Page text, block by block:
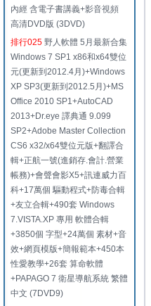
內經 含電子書講義+影音視頻
高清DVD版 (3DVD)
排行025 野人軟體 5月最新合集
Windows 7 SP1 x86和x64雙位
元(更新到2012.4月)+Windows
XP SP3(更新到2012.5月)+MS
Office 2010 SP1+AutoCAD
2013+Dr.eye 譯典通 9.099
SP2+Adobe Master Collection
CS6 x32/x64雙位元版+翻譯合
輯+正航一號(進銷存.會計.營業
帳務)+會聲會影X5+訊連威力百
科+17萬個 驅動程式+防毒合輯
+友立合輯+490套 Windows
7.VISTA.XP 專用 軟體合輯
+3850個 字型+24萬個 素材+音
效+網頁模版+簡報範本+450本
性愛教學+26套 算命軟體
+PAPAGO 7 衛星導航系統 繁體
中文 (7DVD9)